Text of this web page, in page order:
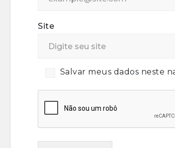
Site
Salvar meus dados neste